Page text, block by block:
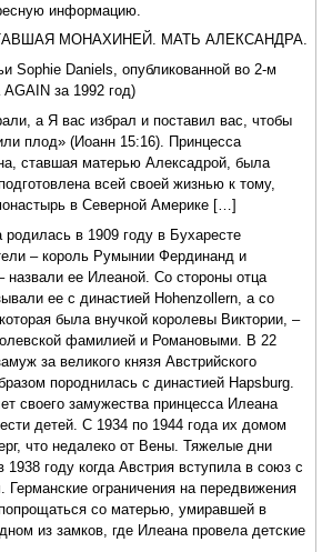
информацию.
МОНАХИНЕЙ. МАТЬ АЛЕКСАНДРА.
Sophie Daniels, опубликованной во 2-м
за 1992 год)
а Я вас избрал и поставил вас, чтобы
плод» (Иоанн 15:16). Принцесса
ставшая матерью Алексадрой, была
всей своей жизнью к тому,
в Северной Америке […]
в 1909 году в Бухаресте
– король Румынии Фердинанд и
назвали ее Илеаной. Со стороны отца
ее с династией Hohenzollern, а со
была внучкой королевы Виктории, –
фамилией и Романовыми. В 22
за великого князя Австрийского
породнилась с династией Hapsburg.
своего замужества принцесса Илеана
детей. С 1934 по 1944 года их домом
что недалеко от Вены. Тяжелые дни
1938 году когда Австрия вступила в союз с
Германские ограничения на передвижения
со матерью, умиравшей в
из замков, где Илеана провела детские